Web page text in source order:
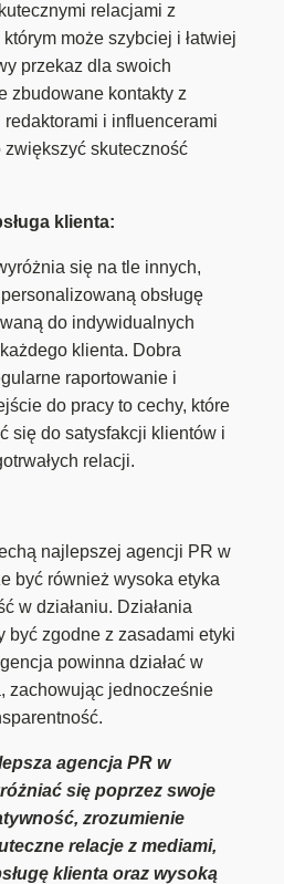
relacjami z
może szybciej i łatwiej
przekaz dla swoich
zbudowane kontakty z
i influencerami
zwiększyć skuteczność
klienta:
się na tle innych,
obsługę
do indywidualnych
klienta. Dobra
raportowanie i
do pracy to cechy, które
się do satysfakcji klientów i
relacji.
najlepszej agencji PR w
być również wysoka etyka
w działaniu. Działania
być zgodne z zasadami etyki
powinna działać w
zachowując jednocześnie
agencja PR w
się poprzez swoje
zrozumienie
relacje z mediami,
klienta oraz wysoką